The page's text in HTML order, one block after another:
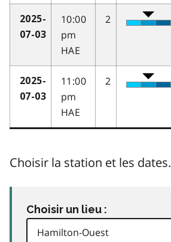
2025-
07-03
10:00
pm
HAE
2
2025-
07-03
11:00
pm
HAE
2
Choisir la station et les dates.
Choisir un lieu :